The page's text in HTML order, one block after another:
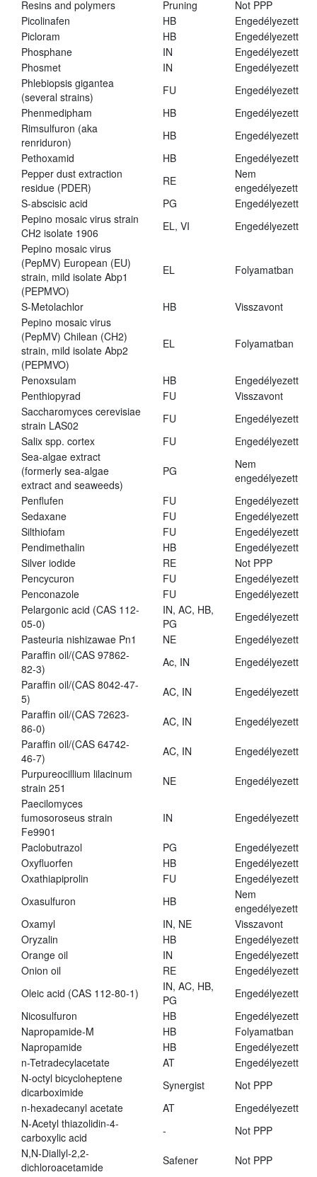
Resins and polymers
Pruning
Not PPP
Picolinafen
HB
Engedélyezett
Picloram
HB
Engedélyezett
Phosphane
IN
Engedélyezett
Phosmet
IN
Engedélyezett
Phlebiopsis gigantea
(several strains)
FU
Engedélyezett
Phenmedipham
HB
Engedélyezett
Rimsulfuron (aka
renriduron)
HB
Engedélyezett
Pethoxamid
HB
Engedélyezett
Pepper dust extraction
residue (PDER)
RE
Nem
engedélyezett
S-abscisic acid
PG
Engedélyezett
Pepino mosaic virus strain
CH2 isolate 1906
EL, VI
Engedélyezett
Pepino mosaic virus
(PepMV) European (EU)
strain, mild isolate Abp1
(PEPMVO)
EL Folyamatban
S-Metolachlor HB
Visszavont
Pepino mosaic virus
(PepMV) Chilean (CH2)
strain, mild isolate Abp2
(PEPMVO)
EL Folyamatban
Penoxsulam HB
Engedélyezett
Penthiopyrad
FU
Visszavont
Saccharomyces cerevisiae
strain LAS02
FU
Engedélyezett
Salix spp. cortex
FU
Engedélyezett
Sea-algae extract
(formerly sea-algae
extract and seaweeds)
PG
Nem
engedélyezett
Penflufen
FU
Engedélyezett
Sedaxane
FU
Engedélyezett
Silthiofam
FU
Engedélyezett
Pendimethalin
HB
Engedélyezett
Silver iodide
RE
Not PPP
Pencycuron
FU
Engedélyezett
Penconazole
FU
Engedélyezett
Pelargonic acid (CAS 112-
05-0)
IN, AC, HB,
PG
Engedélyezett
Pasteuria nishizawae Pn1
NE
Engedélyezett
Paraffin oil/(CAS 97862-
82-3)
Ac, IN
Engedélyezett
Paraffin oil/(CAS 8042-47-
5)
AC, IN
Engedélyezett
Paraffin oil/(CAS 72623-
86-0)
AC, IN
Engedélyezett
Paraffin oil/(CAS 64742-
46-7)
AC, IN
Engedélyezett
Purpureocillium lilacinum
strain 251
NE
Engedélyezett
Paecilomyces
fumosoroseus strain
Fe9901
IN Engedélyezett
Paclobutrazol PG
Engedélyezett
Oxyfluorfen
HB
Engedélyezett
Oxathiapiprolin
FU
Engedélyezett
Oxasulfuron
HB
Nem
engedélyezett
Oxamyl
IN, NE
Visszavont
Oryzalin
HB
Engedélyezett
Orange oil
IN
Engedélyezett
Onion oil
RE
Engedélyezett
Oleic acid (CAS 112-80-1)
IN, AC, HB,
PG
Engedélyezett
Nicosulfuron
HB
Engedélyezett
Napropamide-M
HB
Folyamatban
Napropamide
HB
Engedélyezett
n-Tetradecylacetate
AT
Engedélyezett
N-octyl bicycloheptene
dicarboximide
Synergist
Not PPP
n-hexadecanyl acetate
AT
Engedélyezett
N-Acetyl thiazolidin-4-
carboxylic acid
-
Not PPP
N,N-Diallyl-2,2-
dichloroacetamide
Safener
Not PPP